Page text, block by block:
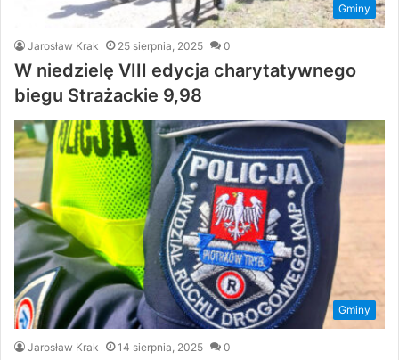
Gminy
Jarosław Krak 25 sierpnia, 2025 0
W niedzielę VIII edycja charytatywnego
biegu Strażackie 9,98
Gminy
Jarosław Krak 14 sierpnia, 2025 0